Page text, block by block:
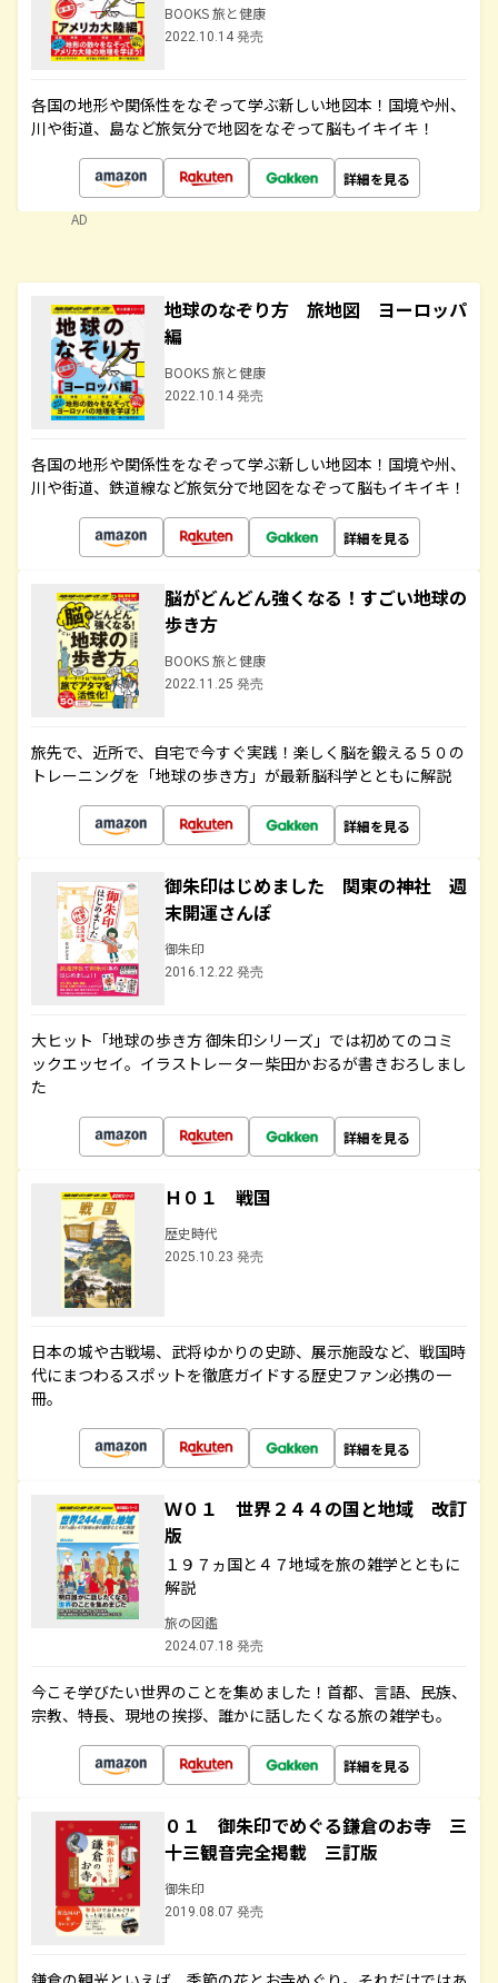
BOOKS 旅と健康
2022.10.14 発売
各国の地形や関係性をなぞって学ぶ新しい地図本！国境や州、
川や街道、島など旅気分で地図をなぞって脳もイキイキ！
詳細を見る
AD
地球のなぞり方 旅地図 ヨーロッパ
編
BOOKS 旅と健康
2022.10.14 発売
各国の地形や関係性をなぞって学ぶ新しい地図本！国境や州、
川や街道、鉄道線など旅気分で地図をなぞって脳もイキイキ！
詳細を見る
脳がどんどん強くなる！すごい地球の
歩き方
BOOKS 旅と健康
2022.11.25 発売
旅先で、近所で、自宅で今すぐ実践！楽しく脳を鍛える５０の
トレーニングを「地球の歩き方」が最新脳科学とともに解説
詳細を見る
御朱印はじめました 関東の神社 週
末開運さんぽ
御朱印
2016.12.22 発売
大ヒット「地球の歩き方 御朱印シリーズ」では初めてのコミ
ックエッセイ。イラストレーター柴田かおるが書きおろしまし
た
詳細を見る
Ｈ０１ 戦国
歴史時代
2025.10.23 発売
日本の城や古戦場、武将ゆかりの史跡、展示施設など、戦国時
代にまつわるスポットを徹底ガイドする歴史ファン必携の一
冊。
詳細を見る
Ｗ０１ 世界２４４の国と地域 改訂
版
１９７ヵ国と４７地域を旅の雑学とともに
解説
旅の図鑑
2024.07.18 発売
今こそ学びたい世界のことを集めました！首都、言語、民族、
宗教、特長、現地の挨拶、誰かに話したくなる旅の雑学も。
詳細を見る
０１ 御朱印でめぐる鎌倉のお寺 三
十三観音完全掲載 三訂版
御朱印
2019.08.07 発売